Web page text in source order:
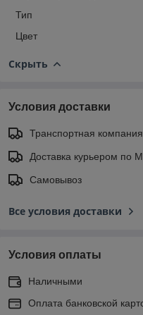
Тип
Цвет
Скрыть
Условия доставки
Транспортная компания
Доставка курьером по
Самовывоз
Все условия доставки
Условия оплаты
Наличными
Оплата банковской